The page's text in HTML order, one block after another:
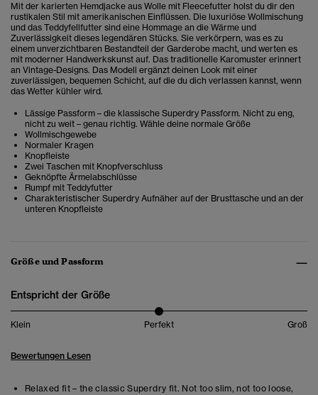
Mit der karierten Hemdjacke aus Wolle mit Fleecefutter holst du dir den
rustikalen Stil mit amerikanischen Einflüssen. Die luxuriöse Wollmischung
und das Teddyfellfutter sind eine Hommage an die Wärme und
Zuverlässigkeit dieses legendären Stücks. Sie verkörpern, was es zu
einem unverzichtbaren Bestandteil der Garderobe macht, und werten es
mit moderner Handwerkskunst auf. Das traditionelle Karomuster erinnert
an Vintage-Designs. Das Modell ergänzt deinen Look mit einer
zuverlässigen, bequemen Schicht, auf die du dich verlassen kannst, wenn
das Wetter kühler wird.
Lässige Passform – die klassische Superdry Passform. Nicht zu eng,
nicht zu weit – genau richtig. Wähle deine normale Größe
Wollmischgewebe
Normaler Kragen
Knopfleiste
Zwei Taschen mit Knopfverschluss
Geknöpfte Ärmelabschlüsse
Rumpf mit Teddyfutter
Charakteristischer Superdry Aufnäher auf der Brusttasche und an der
unteren Knopfleiste
Größe und Passform
Entspricht der Größe
Klein Perfekt Groß
Bewertungen Lesen
Relaxed fit – the classic Superdry fit. Not too slim, not too loose,